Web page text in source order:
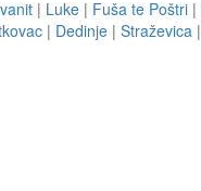
| Luke | Fuša te Poštri |
| Dedinje | Straževica |